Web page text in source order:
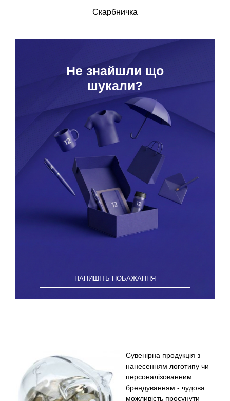
Скарбничка
Hе знайшли що
шукали?
НАПИШІТЬ ПОБАЖАННЯ
Сувенірна продукція з
нанесенням логотипу чи
персоналізованним
брендуванням - чудова
можливість просунути